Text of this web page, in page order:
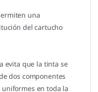
una
del cartucho
evita que la tinta se
dos componentes
en toda la